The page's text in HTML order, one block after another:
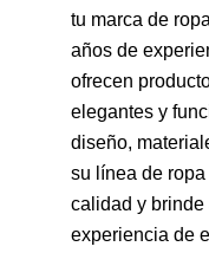
tu marca de
años de
ofrecen
elegantes y
diseño,
su línea de
calidad y
experiencia de